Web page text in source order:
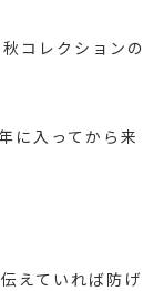
コレクションの
に入ってから来
えていれば防げ